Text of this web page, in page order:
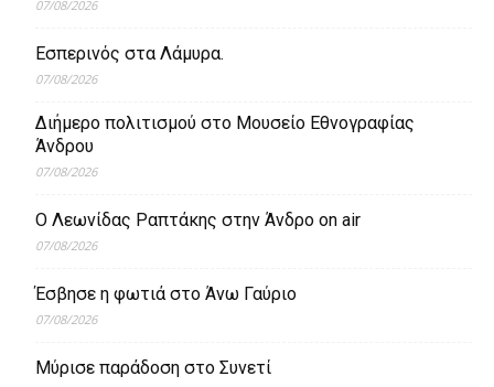
07/08/2026
Εσπερινός στα Λάμυρα.
07/08/2026
Διήμερο πολιτισμού στο Μουσείο Εθνογραφίας
Άνδρου
07/08/2026
Ο Λεωνίδας Ραπτάκης στην Άνδρο on air
07/08/2026
Έσβησε η φωτιά στο Άνω Γαύριο
07/08/2026
Μύρισε παράδοση στο Συνετί